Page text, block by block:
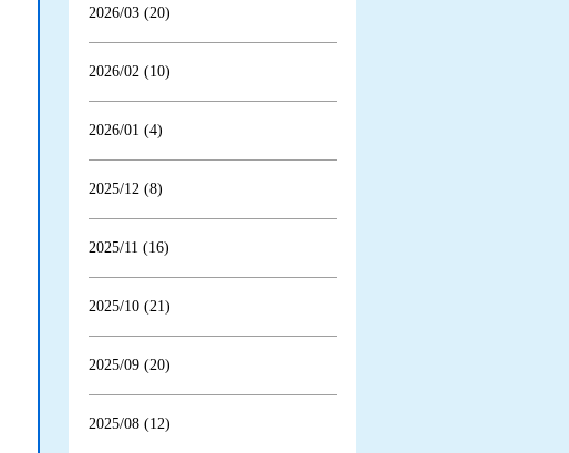
2026/03 (20)
2026/02 (10)
2026/01 (4)
2025/12 (8)
2025/11 (16)
2025/10 (21)
2025/09 (20)
2025/08 (12)